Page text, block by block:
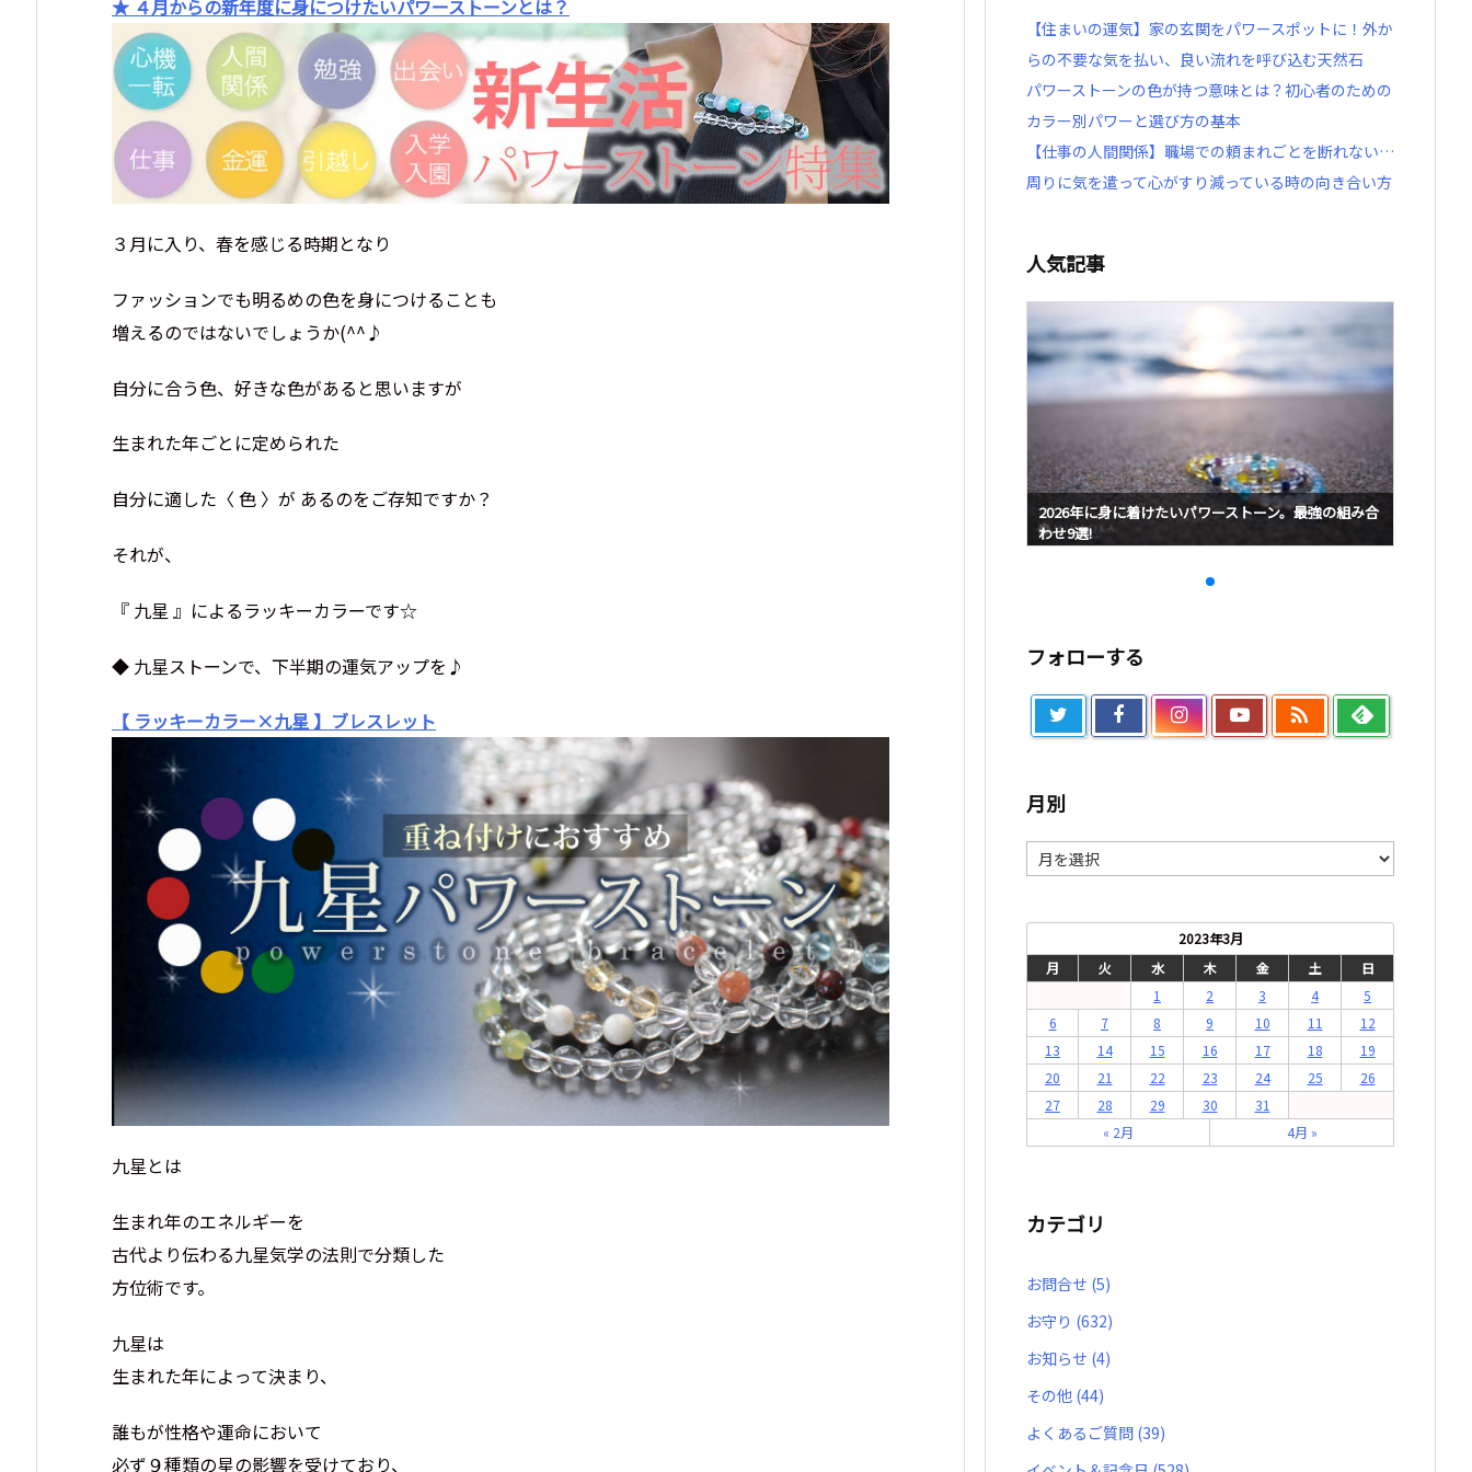
★ ４月からの新年度に身につけたいパワーストーンとは？
３月に入り、春を感じる時期となり
ファッションでも明るめの色を身につけることも
増えるのではないでしょうか(^^♪
自分に合う色、好きな色があると思いますが
生まれた年ごとに定められた
自分に適した〈 色 〉が あるのをご存知ですか？
それが、
『 九星 』によるラッキーカラーです☆
◆ 九星ストーンで、下半期の運気アップを♪
【 ラッキーカラー×九星 】ブレスレット
九星とは
生まれ年のエネルギーを
古代より伝わる九星気学の法則で分類した
方位術です。
九星は
生まれた年によって決まり、
誰もが性格や運命において
必ず９種類の星の影響を受けており、
【住まいの運気】家の玄関をパワースポットに！外か
らの不要な気を払い、良い流れを呼び込む天然石
パワーストーンの色が持つ意味とは？初心者のための
カラー別パワーと選び方の基本
【仕事の人間関係】職場での頼まれごとを断れない…
周りに気を遣って心がすり減っている時の向き合い方
人気記事
2026年に身に着けたいパワーストーン。最強の組み合
わせ9選!
フォローする

月別
別
2023年3月
月
火 水 木 金 土
日
1
2 3 4
5
6
7 8 9 10 11
12
13
14 15 16 17 18
19
20
21 22 23 24 25
26
27
28 29 30
31
« 2月
4月 »
カテゴリ
お問合せ (5)
お守り (632)
お知らせ (4)
その他 (44)
よくあるご質問 (39)